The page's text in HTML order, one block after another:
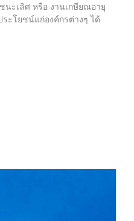
นะเลิศ หรือ งานเกษียณอายุ
ะโยชน์แก่องค์กรต่างๆ ได้